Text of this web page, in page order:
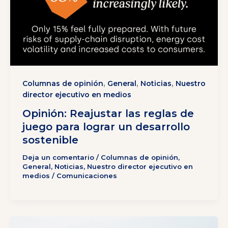
Columnas de opinión, General, Noticias, Nuestro
director ejecutivo en medios
Opinión: Reajustar las reglas de
juego para lograr un desarrollo
sostenible
Deja un comentario / Columnas de opinión,
General, Noticias, Nuestro director ejecutivo en
medios / Comunicaciones